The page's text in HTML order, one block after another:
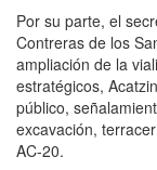
Por su parte, el
Contreras de los
ampliación de la
estratégicos,
público,
excavación,
AC-20.